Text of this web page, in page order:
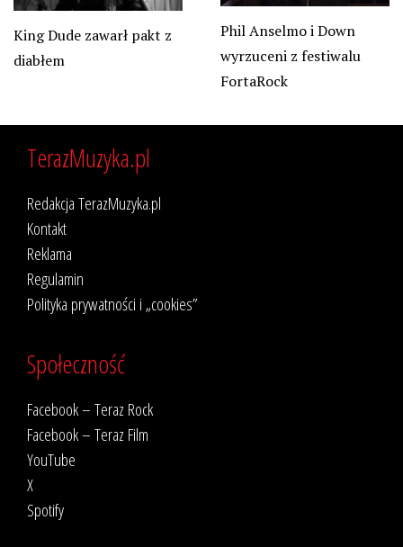
King Dude zawarł pakt z
diabłem
Phil Anselmo i Down
wyrzuceni z festiwalu
FortaRock
TerazMuzyka.pl
Redakcja TerazMuzyka.pl
Kontakt
Reklama
Regulamin
Polityka prywatności i „cookies”
Społeczność
Facebook – Teraz Rock
Facebook – Teraz Film
YouTube
X
Spotify